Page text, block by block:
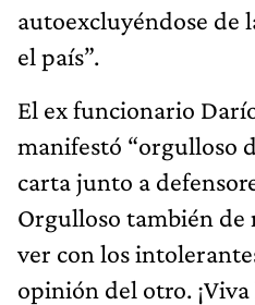
autoexcluyéndose de
el país”.
El ex funcionario
manifestó “orgulloso
carta junto a
Orgulloso también de
ver con los
opinión del otro.